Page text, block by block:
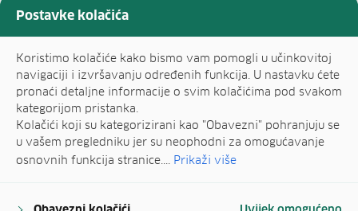
Postavke kolačića
Koristimo kolačiće kako bismo vam pomogli u učinkovitoj
navigaciji i izvršavanju određenih funkcija. U nastavku ćete
pronaći detaljne informacije o svim kolačićima pod svakom
kategorijom pristanka.
Kolačići koji su kategorizirani kao "Obavezni" pohranjuju se
u vašem pregledniku jer su neophodni za omogućavanje
osnovnih funkcija stranice.... Prikaži više